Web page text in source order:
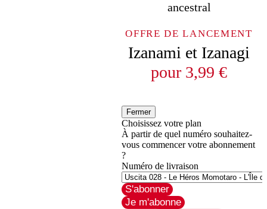
ancestral
OFFRE DE LANCEMENT
Izanami et Izanagi
pour 3,99 €
Fermer
Choisissez votre plan
À partir de quel numéro souhaitez-
vous commencer votre abonnement
?
Numéro de livraison
S'abonner
Je m'abonne